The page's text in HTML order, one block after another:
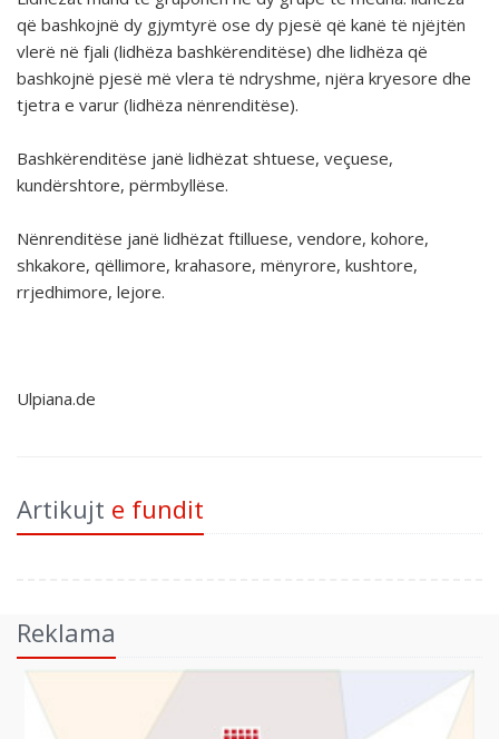
që bashkojnë dy gjymtyrë ose dy pjesë që kanë të njëjtën
vlerë në fjali (lidhëza bashkërenditëse) dhe lidhëza që
bashkojnë pjesë më vlera të ndryshme, njëra kryesore dhe
tjetra e varur (lidhëza nënrenditëse).
Bashkërenditëse janë lidhëzat shtuese, veçuese,
kundërshtore, përmbyllëse.
Nënrenditëse janë lidhëzat ftilluese, vendore, kohore,
shkakore, qëllimore, krahasore, mënyrore, kushtore,
rrjedhimore, lejore.
Ulpiana.de
Artikujt e fundit
Reklama